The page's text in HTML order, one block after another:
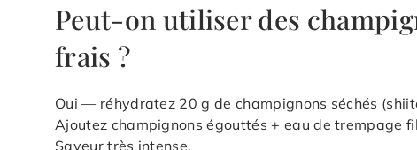
Peut-on utiliser des
frais ?
Oui — réhydratez 20 g de champignons séchés
Ajoutez champignons égouttés + eau de trempage
Saveur très intense.